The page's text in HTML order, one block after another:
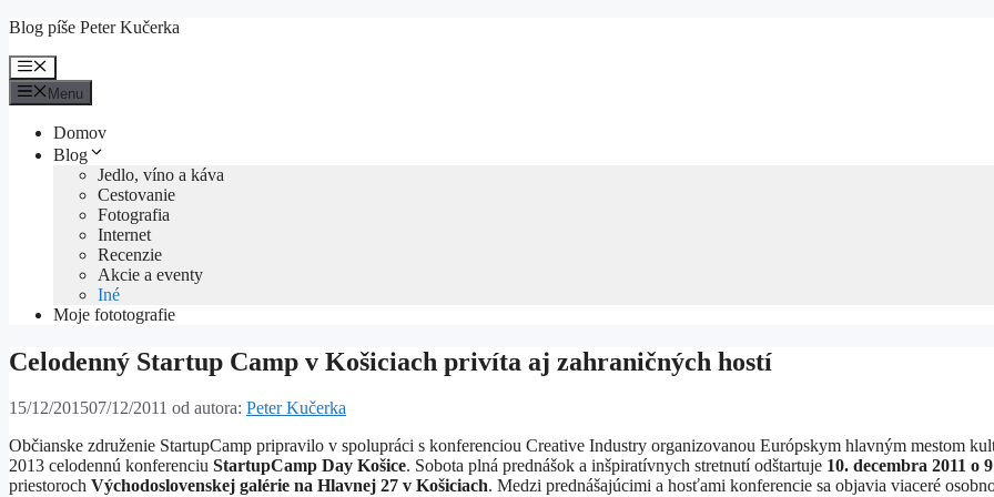
Preskočiť
obsah
Blog píše Peter Kučerka
Menu
Menu
Domov
Blog
Jedlo, víno a káva
Cestovanie
Fotografia
Internet
Recenzie
Akcie a eventy
Iné
Moje fototografie
Celodenný Startup Camp v Košiciach privíta aj zahraničných hostí
15/12/201507/12/2011 od autora: Peter Kučerka
Občianske združenie StartupCamp pripravilo v spolupráci s konferenciou Creative Industry organizovanou Európskym hlavným mestom
2013 celodennú konferenciu StartupCamp Day Košice. Sobota plná prednášok a inšpiratívnych stretnutí odštartuje 10. decembra 2011 o
priestoroch Východoslovenskej galérie na Hlavnej 27 v Košiciach. Medzi prednášajúcimi a hosťami konferencie sa objavia viaceré